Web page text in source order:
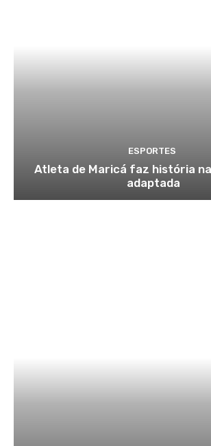
ESPORTES
Atleta de Maricá faz história
adaptada